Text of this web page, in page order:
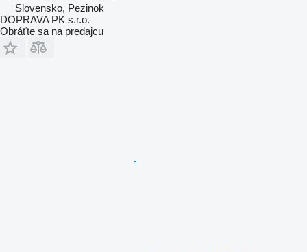
Slovensko, Pezinok
DOPRAVA PK s.r.o.
Obráťte sa na predajcu